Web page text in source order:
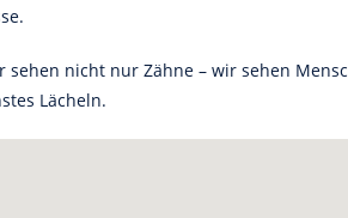
sehen nicht nur Zähne – wir sehen
Lächeln.